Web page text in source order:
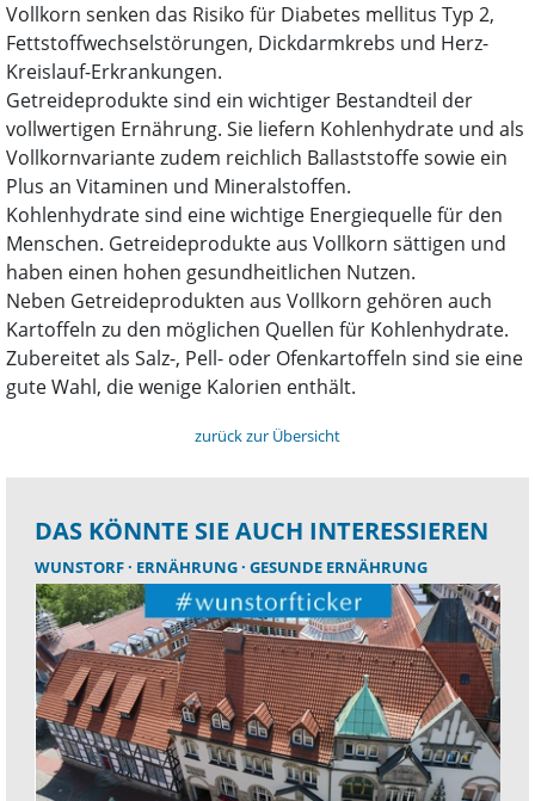
Vollkorn senken das Risiko für Diabetes mellitus Typ 2,
Fettstoffwechselstörungen, Dickdarmkrebs und Herz-
Kreislauf-Erkrankungen.
Getreideprodukte sind ein wichtiger Bestandteil der
vollwertigen Ernährung. Sie liefern Kohlenhydrate und als
Vollkornvariante zudem reichlich Ballaststoffe sowie ein
Plus an Vitaminen und Mineralstoffen.
Kohlenhydrate sind eine wichtige Energiequelle für den
Menschen. Getreideprodukte aus Vollkorn sättigen und
haben einen hohen gesundheitlichen Nutzen.
Neben Getreideprodukten aus Vollkorn gehören auch
Kartoffeln zu den möglichen Quellen für Kohlenhydrate.
Zubereitet als Salz-, Pell- oder Ofenkartoffeln sind sie eine
gute Wahl, die wenige Kalorien enthält.
zurück zur Übersicht
DAS KÖNNTE SIE AUCH INTERESSIEREN
WUNSTORF ERNÄHRUNG GESUNDE ERNÄHRUNG